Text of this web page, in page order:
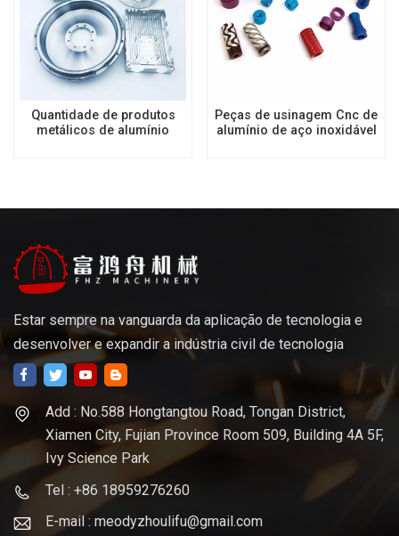
Quantidade de produtos
metálicos de alumínio
Peças de usinagem Cnc de
alumínio de aço inoxidável
Estar sempre na vanguarda da aplicação de tecnologia e
desenvolver e expandir a indústria civil de tecnologia
Add : No.588 Hongtangtou Road, Tongan District,
Xiamen City, Fujian Province Room 509, Building 4A 5F,
Ivy Science Park
Tel : +86 18959276260
E-mail : meodyzhoulifu@gmail.com